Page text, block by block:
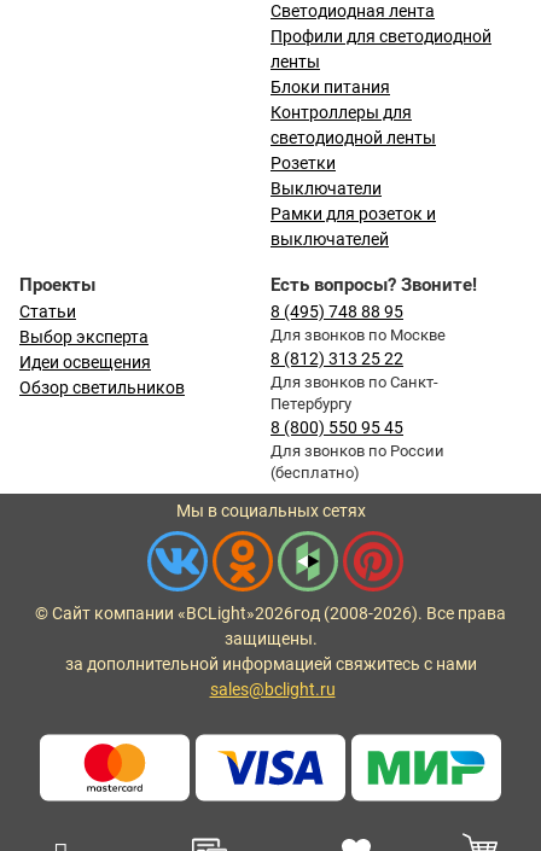
Светодиодная лента
Профили для светодиодной
ленты
Блоки питания
Контроллеры для
светодиодной ленты
Розетки
Выключатели
Рамки для розеток и
выключателей
Проекты
Статьи
Выбор эксперта
Идеи освещения
Обзор светильников
Есть вопросы? Звоните!
8 (495) 748 88 95
Для звонков по Москве
8 (812) 313 25 22
Для звонков по Санкт-
Петербургу
8 (800) 550 95 45
Для звонков по России
(бесплатно)
Мы в социальных сетях
© Сайт компании «BCLight»2026год (2008-2026). Все права
защищены.
за дополнительной информацией свяжитесь с нами
sales@bclight.ru